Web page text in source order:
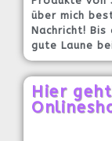
über mich
Nachricht! Bis
gute Laune
Hier